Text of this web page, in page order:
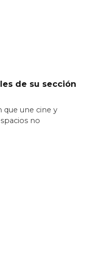
de su sección
que une cine y
no